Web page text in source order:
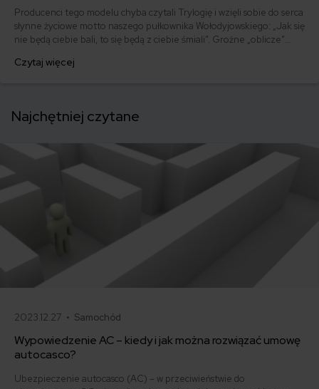
Producenci tego modelu chyba czytali Trylogię i wzięli sobie do serca
słynne życiowe motto naszego pułkownika Wołodyjowskiego: „Jak się
nie będą ciebie bali, to się będą z ciebie śmiali”. Groźne „oblicze”
aż usłyszymy spod maski charakterystyczny charczący oddech i
Czytaj więcej
Najchętniej czytane
2023.12.27 • Samochód
Wypowiedzenie AC – kiedy i jak można rozwiązać umowę
autocasco?
Ubezpieczenie autocasco (AC) – w przeciwieństwie do